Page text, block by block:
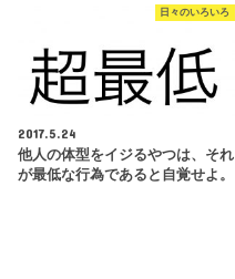
日々のいろいろ
2017.5.24
他人の体型をイジるやつは、それ
が最低な行為であると自覚せよ。